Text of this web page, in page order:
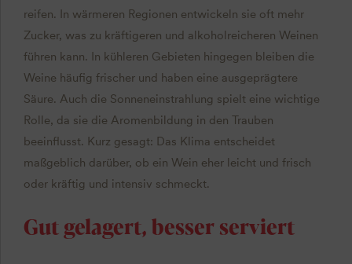
reifen. In wärmeren Regionen entwickeln sie oft mehr
Zucker, was zu kräftigeren und alkoholreicheren Weinen
führen kann. In kühleren Gebieten hingegen bleiben die
Weine häufig frischer und haben eine ausgeprägtere
Säure. Auch die Sonneneinstrahlung spielt eine wichtige
Rolle, da sie die Aromenbildung in den Trauben
beeinflusst. Kurz gesagt: Das Klima entscheidet
maßgeblich darüber, ob ein Wein eher leicht und frisch
oder kräftig und intensiv schmeckt.
Gut gelagert, besser serviert